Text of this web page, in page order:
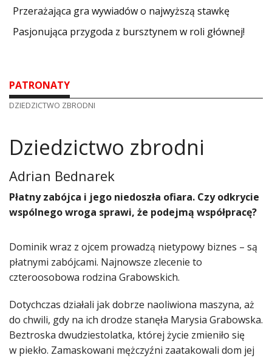
​Przerażająca gra wywiadów o najwyższą stawkę
Pasjonująca przygoda z bursztynem w roli głównej!
PATRONATY
DZIEDZICTWO ZBRODNI
Dziedzictwo zbrodni
Adrian Bednarek
Płatny zabójca i jego niedoszła ofiara. Czy odkrycie
wspólnego wroga sprawi, że podejmą współpracę?
Dominik wraz z ojcem prowadzą nietypowy biznes – są
płatnymi zabójcami. Najnowsze zlecenie to
czteroosobowa rodzina Grabowskich.
Dotychczas działali jak dobrze naoliwiona maszyna, aż
do chwili, gdy na ich drodze stanęła Marysia Grabowska.
Beztroska dwudziestolatka, której życie zmieniło się
w piekło. Zamaskowani mężczyźni zaatakowali dom jej